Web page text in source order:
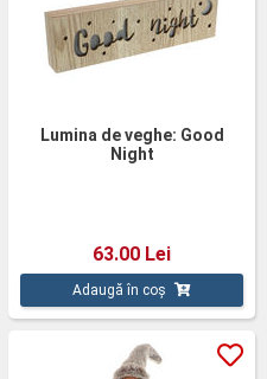
Lumina de veghe: Good
Night
63.00 Lei
Adaugă în coș